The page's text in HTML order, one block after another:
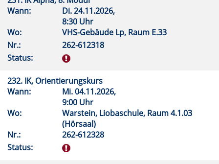
Wann:
Di.24.11.2026,
8:30 Uhr
Wo:
VHS-Gebäude Lp, Raum E.33
Nr.:
262-612318
Status:
232. IK, Orientierungskurs
Wann:
Mi.04.11.2026,
9:00 Uhr
Wo:
Warstein, Liobaschule, Raum 4.1.03
(Hörsaal)
Nr.:
262-612328
Status: